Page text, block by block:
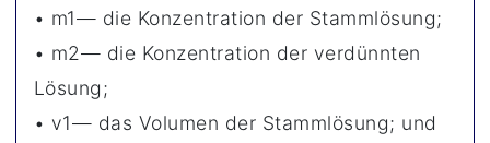
• m1— die Konzentration der Stammlösung;
• m2— die Konzentration der verdünnten
Lösung;
• v1— das Volumen der Stammlösung; und